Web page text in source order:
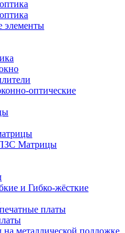
элементы
оптические
Матрицы
и Гибко-жёсткие
платы
металлической подложке